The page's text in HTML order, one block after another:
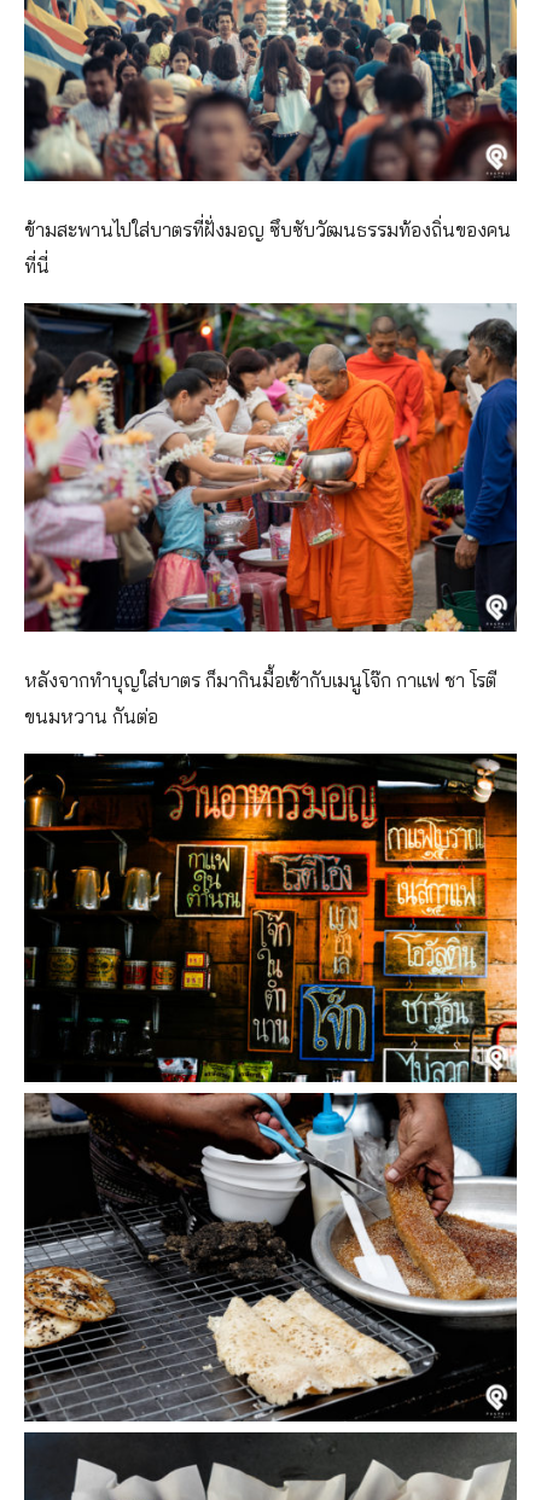
ข้ามสะพานไปใส่บาตรที่ฝั่งมอญ ซึบซับวัฒนธรรมท้องถิ่นของคน
ที่นี่
หลังจากทำบุญใส่บาตร ก็มากินมื้อเช้ากับเมนูโจ๊ก กาแฟ ชา โรตี
ขนมหวาน กันต่อ